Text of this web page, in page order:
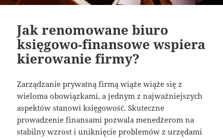
Jak renomowane biuro
księgowo-finansowe wspiera
kierowanie firmy?
Zarządzanie prywatną firmą wiąże wiąże się z
wieloma obowiązkami, a jednym z najważniejszych
aspektów stanowi księgowość. Skuteczne
prowadzenie finansami pozwala menedżerom na
stabilny wzrost i uniknięcie problemów z urzędami